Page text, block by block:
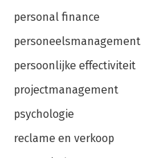
personal finance
personeelsmanagement
persoonlijke effectiviteit
projectmanagement
psychologie
reclame en verkoop